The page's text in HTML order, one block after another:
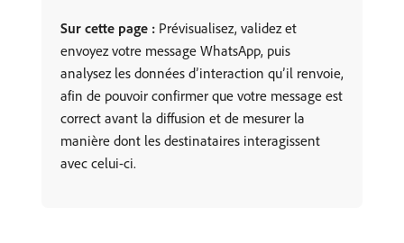
Sur cette page : Prévisualisez, validez et
envoyez votre message WhatsApp, puis
analysez les données d’interaction qu’il renvoie,
afin de pouvoir confirmer que votre message est
correct avant la diffusion et de mesurer la
manière dont les destinataires interagissent
avec celui-ci.